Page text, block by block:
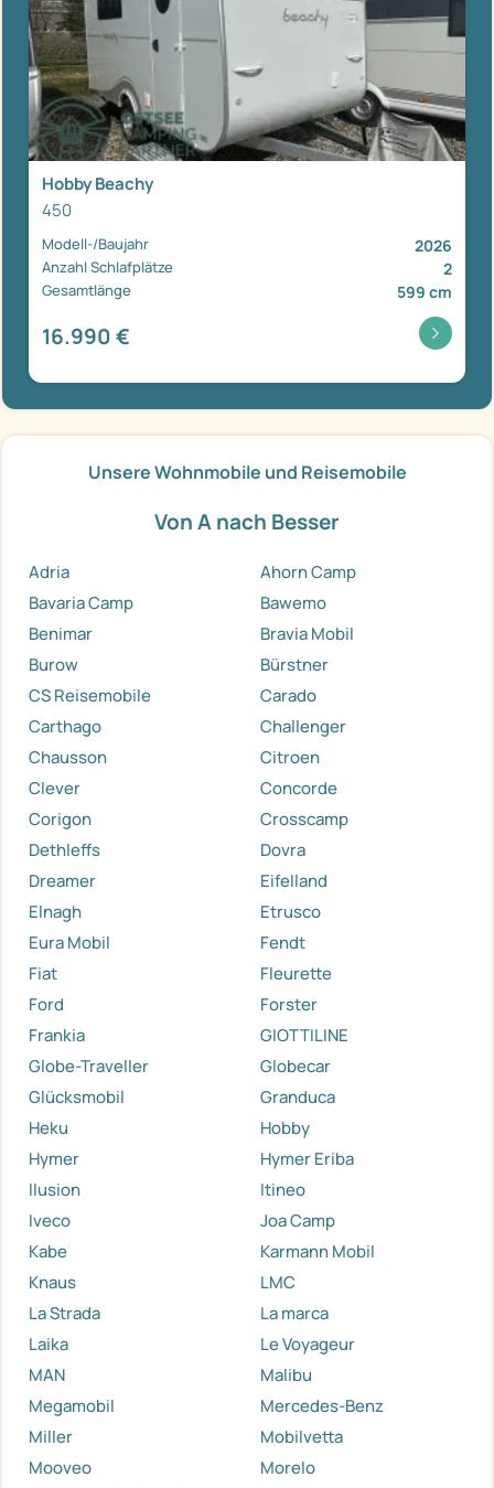
Hobby Beachy
450
Modell-/Baujahr 2026
Anzahl Schlafplätze 2
Gesamtlänge 599 cm
16.990 €
Unsere Wohnmobile und Reisemobile
Von A nach Besser
Adria
Ahorn Camp
Bavaria Camp
Bawemo
Benimar
Bravia Mobil
Burow
Bürstner
CS Reisemobile
Carado
Carthago
Challenger
Chausson
Citroen
Clever
Concorde
Corigon
Crosscamp
Dethleffs
Dovra
Dreamer
Eifelland
Elnagh
Etrusco
Eura Mobil
Fendt
Fiat
Fleurette
Ford
Forster
Frankia
GIOTTILINE
Globe-Traveller
Globecar
Glücksmobil
Granduca
Heku
Hobby
Hymer
Hymer Eriba
Ilusion
Itineo
Iveco
Joa Camp
Kabe
Karmann Mobil
Knaus
LMC
La Strada
La marca
Laika
Le Voyageur
MAN
Malibu
Megamobil
Mercedes-Benz
Miller
Mobilvetta
Mooveo
Morelo